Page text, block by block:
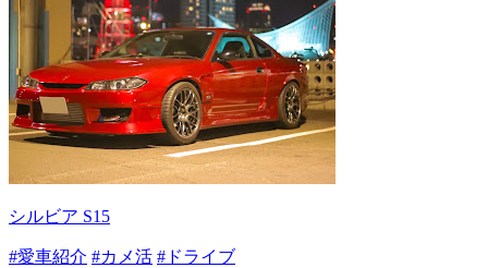
シルビア S15
#愛車紹介 #カメ活 #ドライブ